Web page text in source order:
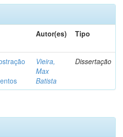
Autor(es) Tipo
Vieira,
Max
Batista
Dissertação